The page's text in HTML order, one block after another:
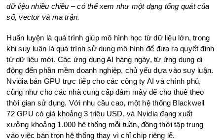
dữ liệu nhiều chiều – có thể xem như một dạng tổng quát của
số, vector và ma trận.
Huấn luyện là quá trình giúp mô hình học từ dữ liệu lớn, trong
khi suy luận là quá trình sử dụng mô hình để đưa ra quyết định
từ dữ liệu mới. Các ứng dụng AI hàng ngày, từ ứng dụng di
động đến phần mềm doanh nghiệp, chủ yếu dựa vào suy luận.
Nvidia bán GPU trực tiếp cho các công ty AI và chính phủ,
cũng như cho các nhà cung cấp đám mây để cho thuê theo
thời gian sử dụng. Với nhu cầu cao, một hệ thống Blackwell
72 GPU có giá khoảng 3 triệu USD, và Nvidia đang xuất
xưởng khoảng 1.000 hệ thống mỗi tuần, đồng thời tập trung
vào việc bán trọn hệ thống thay vì chỉ chip riêng lẻ.